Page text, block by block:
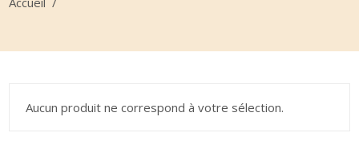
Aucun produit ne correspond à votre sélection.